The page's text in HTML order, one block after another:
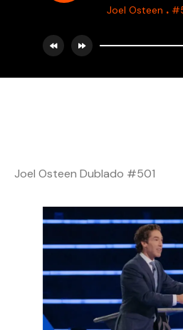
Joel Osteen .
Joel Osteen Dublado #501